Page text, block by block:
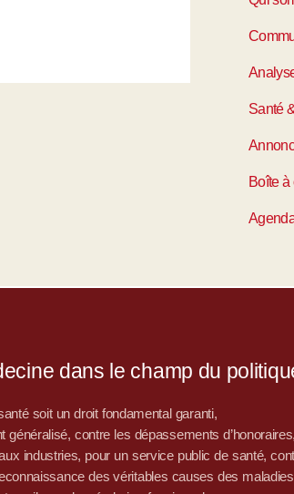
Santé
Boîte à
dans le champ du
soit un droit fondamental garanti,
généralisé, contre les dépassements
industries, pour un service public de santé,
des véritables causes des